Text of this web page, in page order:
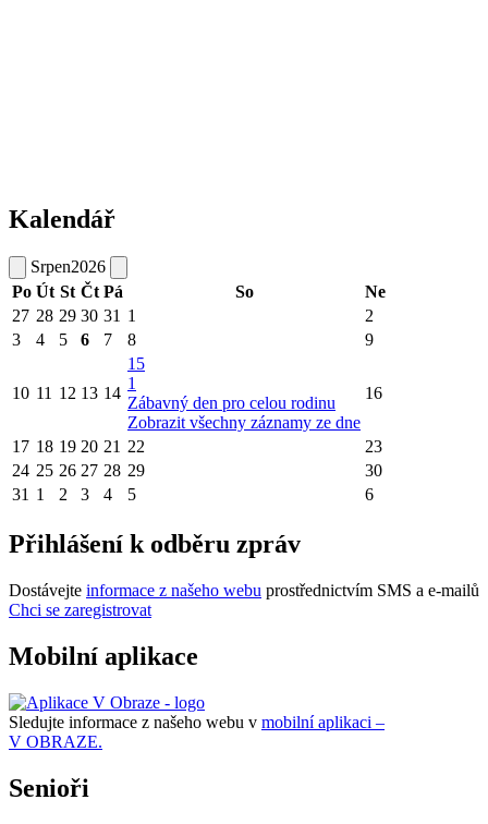
Kalendář
Srpen2026
Po Út St Čt Pá So
Ne
27 28 29 30 31 1
2
3
4 5 6 7 8 9
10 11 12 13 14
15
1
Zábavný den pro celou rodinu
Zobrazit všechny záznamy ze dne
16
17 18 19 20 21 22
23
24 25 26 27 28 29
30
31 1 2 3 4 5 6
Přihlášení k odběru zpráv
Dostávejte informace z našeho webu prostřednictvím SMS a e-mailů
Chci se zaregistrovat
Mobilní aplikace
Sledujte informace z našeho webu v mobilní aplikaci –
V OBRAZE.
Senioři